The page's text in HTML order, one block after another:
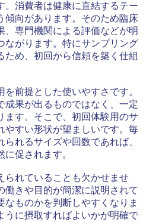
。消費者は健康に直結するテー
傾向があります。そのため臨床
、専門機関による評価などが明
ながります。特にサンプリング
ため、初回から信頼を築く仕組
前提とした使いやすさです。
成果が出るものではなく、一定
ます。そこで、初回体験用のサ
やすい形状が望ましいです。毎
れるサイズや回数であれば、
促されます。
られていることも欠かせませ
働きや目的が簡潔に説明されて
なものかを判断しやすくなりま
うに摂取すればよいかが明確で